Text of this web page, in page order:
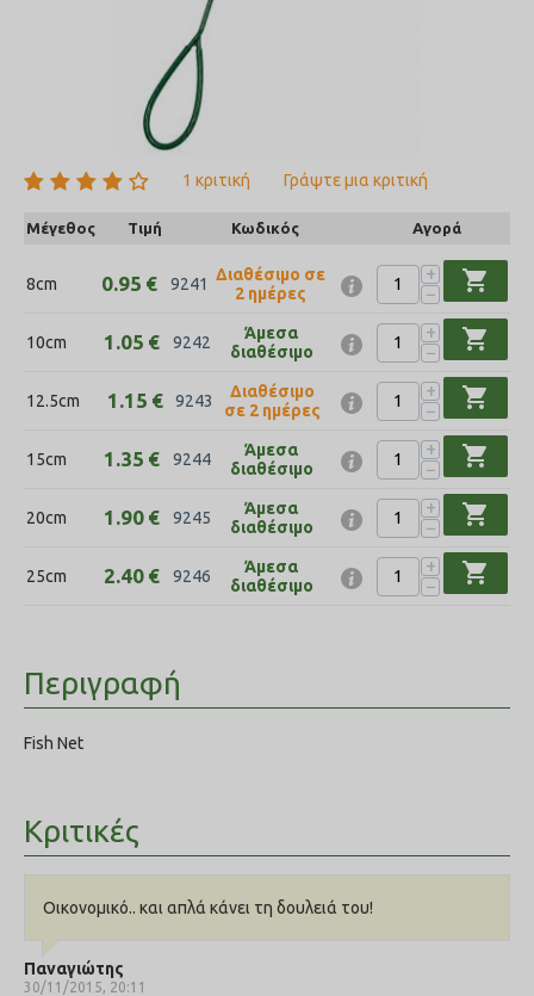
1 κριτική Γράψτε μια κριτική
Μέγεθος Τιμή Κωδικός Αγορά
8cm 0.95 € 9241
Διαθέσιμο σε
2 ημέρες
+
−
shopping_cart
10cm 1.05 € 9242
Άμεσα
διαθέσιμο
+
−
shopping_cart
12.5cm 1.15 € 9243
Διαθέσιμο
σε 2 ημέρες
+
−
shopping_cart
15cm 1.35 € 9244
Άμεσα
διαθέσιμο
+
−
shopping_cart
20cm 1.90 € 9245
Άμεσα
διαθέσιμο
+
−
shopping_cart
25cm 2.40 € 9246
Άμεσα
διαθέσιμο
+
−
shopping_cart
Περιγραφή
Fish Net
Κριτικές
Οικονομικό.. και απλά κάνει τη δουλειά του!
Παναγιώτης
30/11/2015, 20:11